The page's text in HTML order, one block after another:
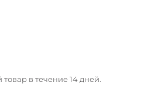
в течение 14 дней.